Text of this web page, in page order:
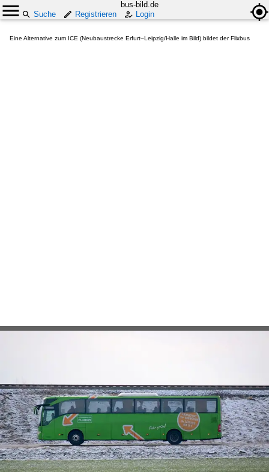
bus-bild.de
Suche
Registrieren Login
Eine Alternative zum ICE (Neubaustrecke Erfurt–Leipzig/Halle im Bild) bildet der Flixbus